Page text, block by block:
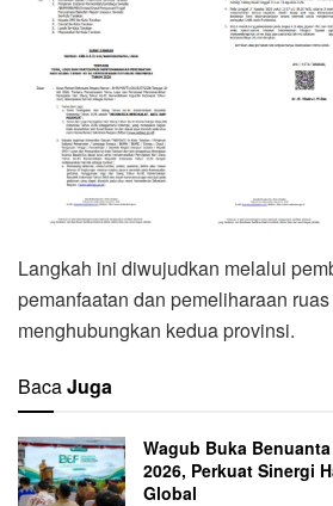
Langkah ini diwujudkan melalui
pemanfaatan dan pemeliharaan
menghubungkan kedua provinsi.
BacaJuga
Wagub Buka
2026, Perkuat Sinergi
Global